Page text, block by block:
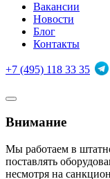
Вакансии
Новости
Блог
Контакты
+7 (495) 118 33 35
Внимание
Мы работаем в
поставлять
несмотря на